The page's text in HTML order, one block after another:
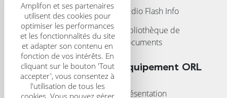
Amplifon et ses partenaires
utilisent des cookies pour
optimiser les performances
et les fonctionnalités du site
et adapter son contenu en
fonction de vos intérêts. En
cliquant sur le bouton 'Tout
accepter', vous consentez à
l'utilisation de tous les
cookies. Vous pouvez gérer
CRS Scientific Journal
Congrès
Audio Flash Info
Bibliothèque de
documents
Trouver un centre
Acouphènes
Équipement ORL
Présentation